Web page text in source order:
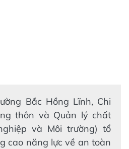
Bắc Hồng Lĩnh, Chi
thôn và Quản lý chất
và Môi trường) tổ
cao năng lực về an toàn